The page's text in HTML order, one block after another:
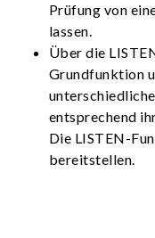
Prüfung von
lassen.
Über die
Grundfunktion
entsprechend
Die LISTEN-
bereitstellen.